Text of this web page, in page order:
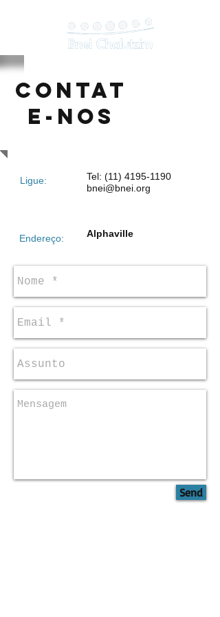
CONTAT
E-NOS
Ligue: Tel: (11) 4195-1190
bnei@bnei.org
Endereço: Alphaville
Send